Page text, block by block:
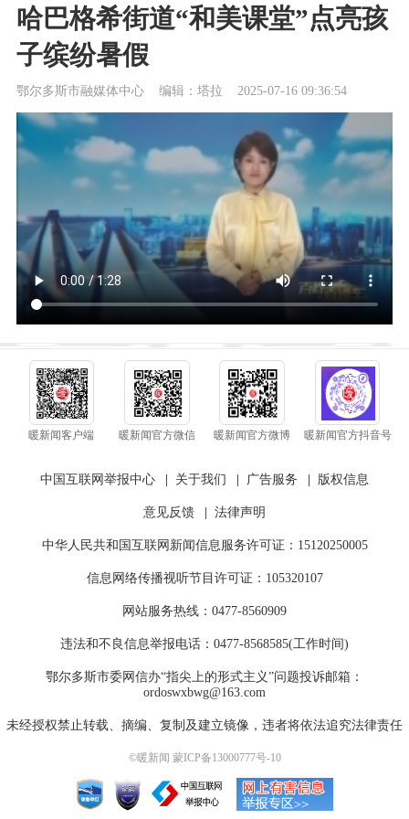
哈巴格希街道“和美课堂”点亮孩
子缤纷暑假
鄂尔多斯市融媒体中心 编辑：塔拉 2025-07-16 09:36:54
暖新闻客户端 暖新闻官方微信 暖新闻官方微博 暖新闻官方抖音号
中国互联网举报中心 | 关于我们 | 广告服务 | 版权信息
意见反馈 | 法律声明
中华人民共和国互联网新闻信息服务许可证：15120250005
信息网络传播视听节目许可证：105320107
网站服务热线：0477-8560909
违法和不良信息举报电话：0477-8568585(工作时间)
鄂尔多斯市委网信办“指尖上的形式主义”问题投诉邮箱：
ordoswxbwg@163.com
未经授权禁止转载、摘编、复制及建立镜像，违者将依法追究法律责任
©暖新闻 蒙ICP备13000777号-10